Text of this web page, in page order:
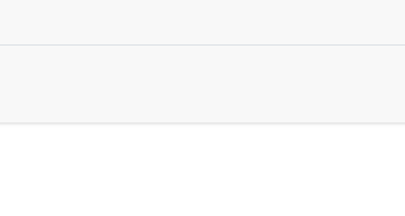
ورزشی تأیید و پایایی آن‌ها نیز از طریق آزمون
فراغت نیز بر پیشگیری از آسیب‌های اجتماعی
را برای ورود به عرصه‌های زندگی،‌ تجربه